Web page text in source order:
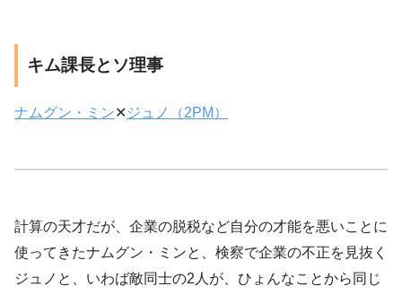
キム課長とソ理事
ナムグン・ミン✕ジュノ（2PM）
計算の天才だが、企業の脱税など自分の才能を悪いことに
使ってきたナムグン・ミンと、検察で企業の不正を見抜く
ジュノと、いわば敵同士の2人が、ひょんなことから同じ